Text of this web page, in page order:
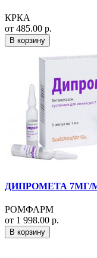
КРКА
от 485.00 р.
В корзину
ДИПРОМЕТА 7МГ/
РОМФАРМ
от 1 998.00 р.
В корзину